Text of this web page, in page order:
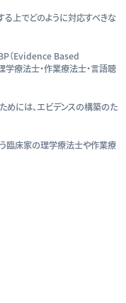
上でどのように対応すべきな
（Evidence Based
学療法士・作業療法士・言語聴
めには、エビデンスの構築のた
臨床家の理学療法士や作業療